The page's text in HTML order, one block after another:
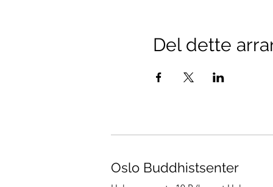
Del dette
Oslo Buddhistsenter